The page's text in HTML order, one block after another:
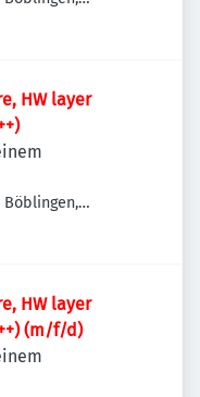
HW layer
Böblingen,
HW layer
(m/f/d)